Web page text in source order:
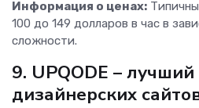
Информация о ценах:
100 до 149 долларов в час в
сложности.
9. UPQODE –
дизайнерских